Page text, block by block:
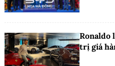
Ronaldo
trị giá